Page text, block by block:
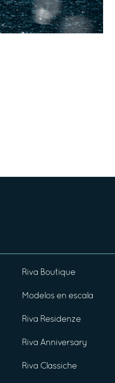
Riva Boutique
Modelos en escala
Riva Residenze
Riva Anniversary
Riva Classiche